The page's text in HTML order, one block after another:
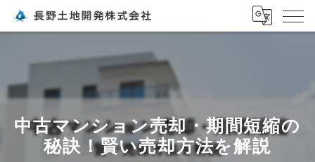
中古マンション売却・期間短縮の
秘訣！賢い売却方法を解説